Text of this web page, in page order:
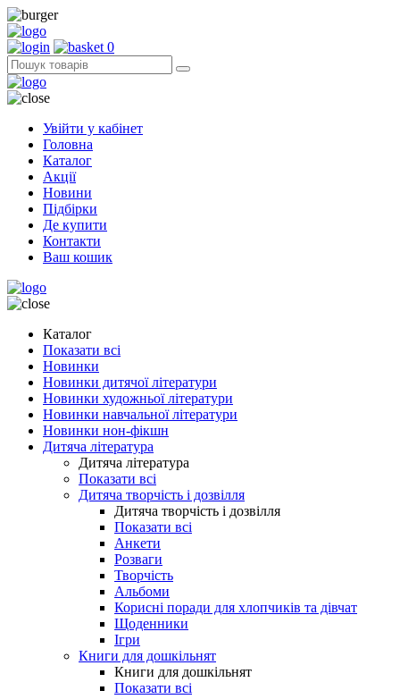
0
Увійти у кабінет
Головна
Каталог
Акції
Новини
Підбірки
Де купити
Контакти
Ваш кошик
Каталог
Показати всі
Новинки
Новинки дитячої літератури
Новинки художньої літератури
Новинки навчальної літератури
Новинки нон-фікшн
Дитяча література
Дитяча література
Показати всі
Дитяча творчість і дозвілля
Дитяча творчість і дозвілля
Показати всі
Анкети
Розваги
Творчість
Альбоми
Корисні поради для хлопчиків та дівчат
Щоденники
Ігри
Книги для дошкільнят
Книги для дошкільнят
Показати всі